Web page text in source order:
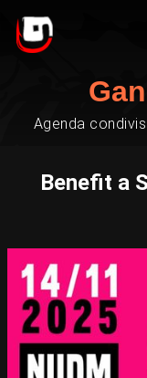
Agenda
Benefit a